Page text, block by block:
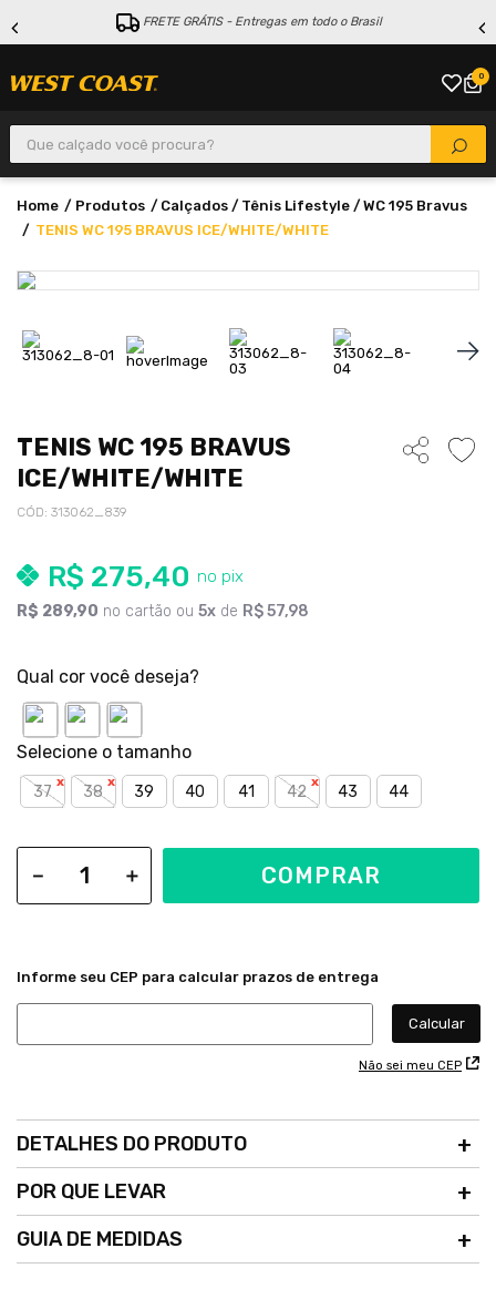
FRETE GRÁTIS - Entregas em todo o Brasil
0
Que calçado você procura?
Produtos Calçados Tênis Lifestyle
WC 195 Bravus
TENIS WC 195 BRAVUS ICE/WHITE/WHITE
TENIS WC 195 BRAVUS
ICE/WHITE/WHITE
CÓD: 313062_839
R$ 275,40
R$ 289,90 no cartão ou 5 de R$57,98
Qual cor você deseja?
37 38 39 40 41 42 43 44
＋
－ COMPRAR
Não sei meu CEP
DETALHES DO PRODUTO
POR QUE LEVAR
GUIA DE MEDIDAS